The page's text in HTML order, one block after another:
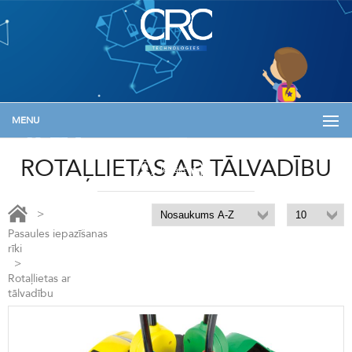
Ienākt
MENU
ROTAĻLIETAS AR TĀLVADĪBU
>
Pasaules iepazīšanas
rīki
>
Rotaļlietas ar
tālvadību